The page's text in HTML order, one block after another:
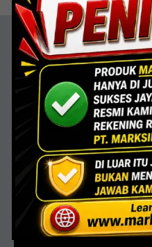
More
Articles
Get the latest
commentary on the
you